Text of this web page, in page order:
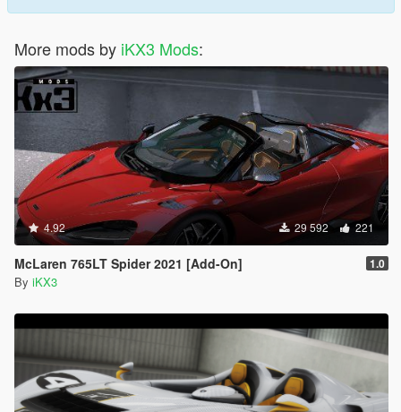
More mods by iKX3 Mods:
4.92 29 592 221
McLaren 765LT Spider 2021 [Add-On] 1.0
By iKX3